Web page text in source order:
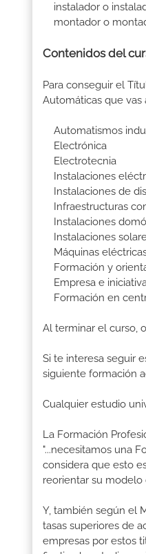
instalador o
montador o
Contenidos del
Para conseguir el
Automáticas que vas
Automatismos
Electrónica
Electrotecnia
Instalaciones
Instalaciones de
Infraestructuras
Instalaciones
Instalaciones
Máquinas
Formación y
Empresa e
Formación en
Al terminar el curso,
Si te interesa seguir
siguiente formación
Cualquier estudio
La Formación
"...necesitamos una
considera que esto
reorientar su modelo
Y, también según el
tasas superiores de
empresas por estos